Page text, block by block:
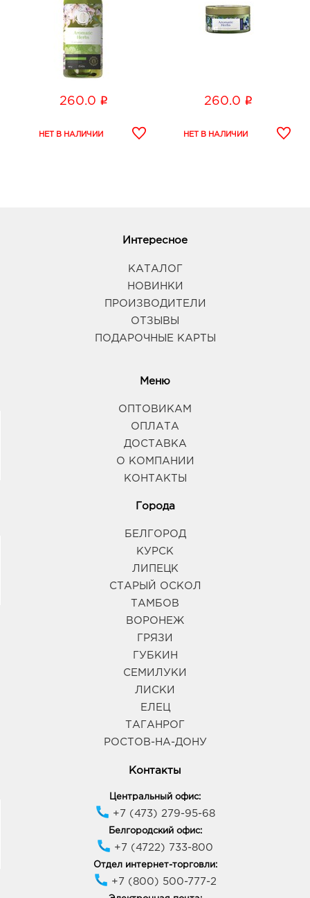
260.0 i 260.0 i
Интересное
КАТАЛОГ
НОВИНКИ
ПРОИЗВОДИТЕЛИ
ОТЗЫВЫ
ПОДАРОЧНЫЕ КАРТЫ
Меню
ОПТОВИКАМ
ОПЛАТА
ДОСТАВКА
О КОМПАНИИ
КОНТАКТЫ
Города
БЕЛГОРОД
КУРСК
ЛИПЕЦК
СТАРЫЙ ОСКОЛ
ТАМБОВ
ВОРОНЕЖ
ГРЯЗИ
ГУБКИН
СЕМИЛУКИ
ЛИСКИ
ЕЛЕЦ
ТАГАНРОГ
РОСТОВ-НА-ДОНУ
Контакты
Центральный офис:
+7 (473) 279-95-68
Белгородский офис:
+7 (4722) 733-800
Отдел интернет-торговли:
+7 (800) 500-777-2